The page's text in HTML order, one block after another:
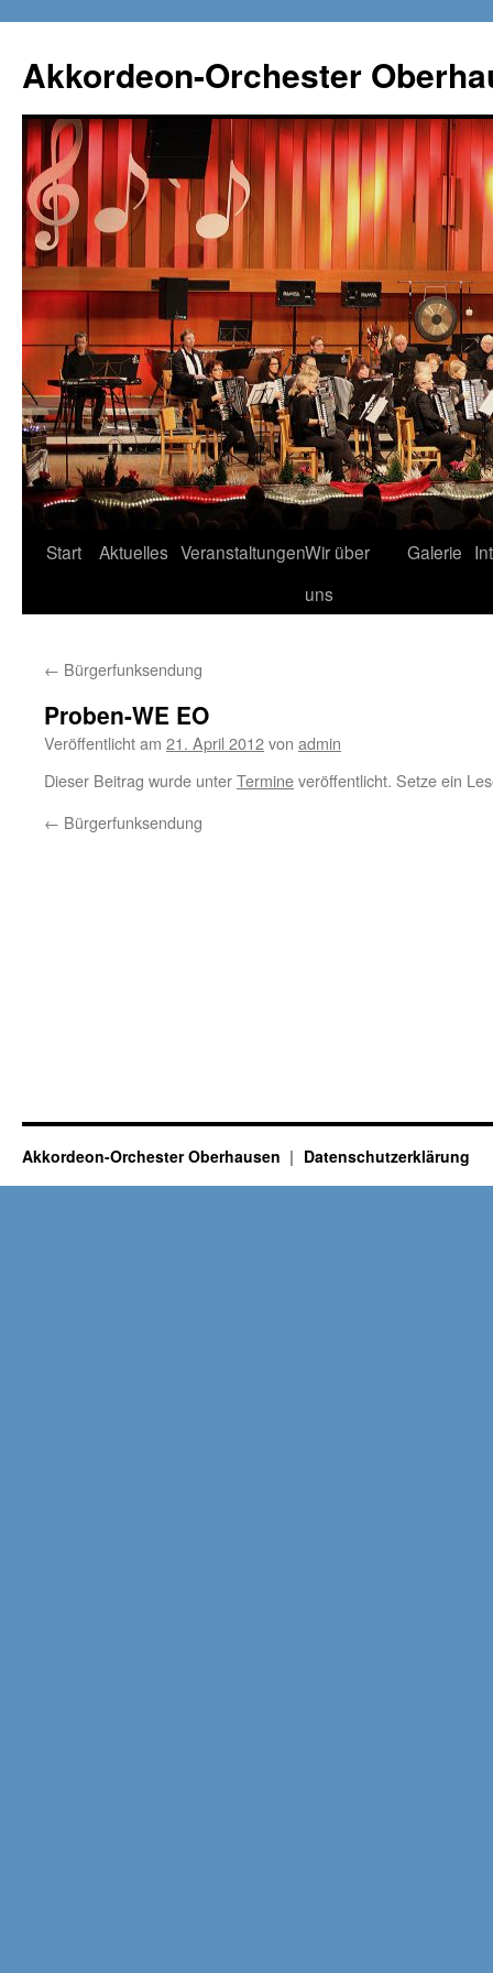
springen
Akkordeon-Orchester
Start Aktuelles VeranstaltungenWir über
uns
Galerie
← Bürgerfunksendung
Proben-WE EO
Veröffentlicht am 21. April 2012von admin
Dieser Beitrag wurde unterTermineveröffentlicht. Setze ein
← Bürgerfunksendung
Akkordeon-Orchester Oberhausen Datenschutzerklärung